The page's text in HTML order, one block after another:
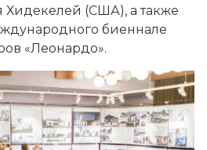
(США), а также
биеннале
«Леонардо».